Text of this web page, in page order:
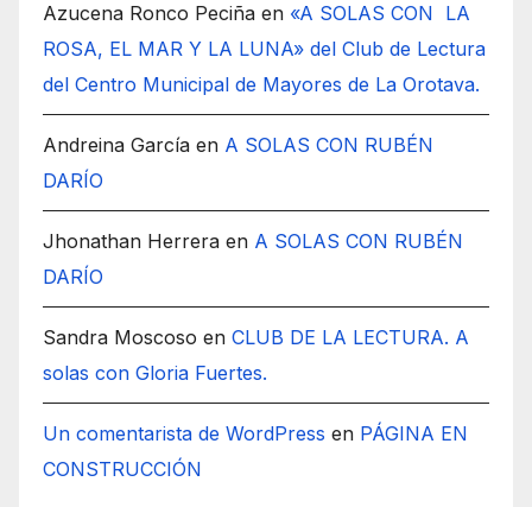
Azucena Ronco Peciña en «A SOLAS CON LA
ROSA, EL MAR Y LA LUNA» del Club de Lectura
del Centro Municipal de Mayores de La Orotava.
Andreina García en A SOLAS CON RUBÉN
DARÍO
Jhonathan Herrera en A SOLAS CON RUBÉN
DARÍO
Sandra Moscoso en CLUB DE LA LECTURA. A
solas con Gloria Fuertes.
Un comentarista de WordPress en PÁGINA EN
CONSTRUCCIÓN